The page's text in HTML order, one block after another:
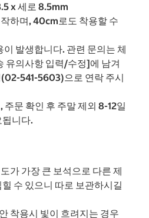
x 세로 8.5mm
하며, 40cm로도 착용할 수
이 발생합니다. 관련 문의는 체
유의사항 입력/수정]에 남겨
541-5603)으로 연락 주시
주문 확인 후 주말 제외 8-12일
됩니다.
가 가장 큰 보석으로 다른 제
수 있으니 따로 보관하시길
착용시 빛이 흐려지는 경우